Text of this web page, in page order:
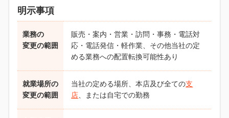
明示事項
業務の
変更の範囲
販売・案内・営業・訪問・事務・電話対
応・電話発信・軽作業、その他当社の定
める業務への配置転換可能性あり
就業場所の
変更の範囲
当社の定める場所、本店及び全ての支
店、または自宅での勤務